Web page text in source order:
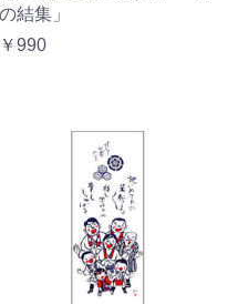
の結集」
￥990